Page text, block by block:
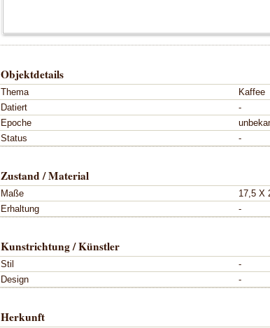
Objektdetails
Thema
Kaffee
Datiert
-
Epoche
Status
-
Zustand / Material
Maße
17,5 X
Erhaltung
-
Kunstrichtung / Künstler
Stil
-
Design
-
Herkunft